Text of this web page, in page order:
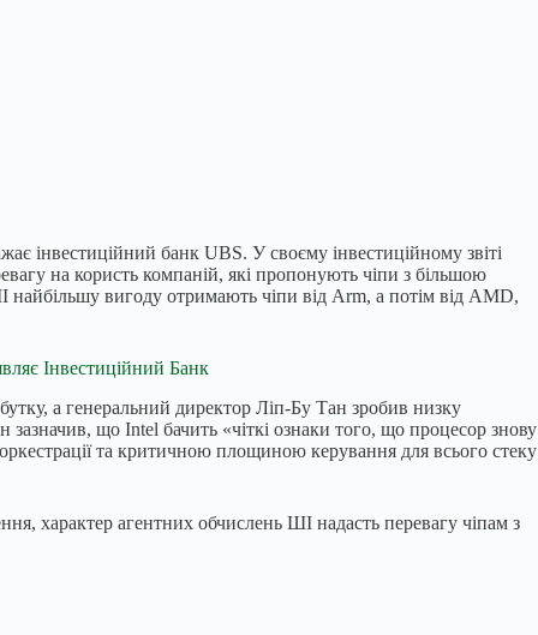
інвестиційний банк UBS. У своєму інвестиційному звіті
на користь компаній, які пропонують чіпи з більшою
найбільшу вигоду отримають чіпи від Arm, а потім від AMD,
Інвестиційний Банк
а генеральний директор Ліп-Бу Тан зробив низку
що Intel бачить «чіткі ознаки того, що процесор знову
та критичною площиною керування для всього стеку
характер агентних обчислень ШІ надасть перевагу чіпам з